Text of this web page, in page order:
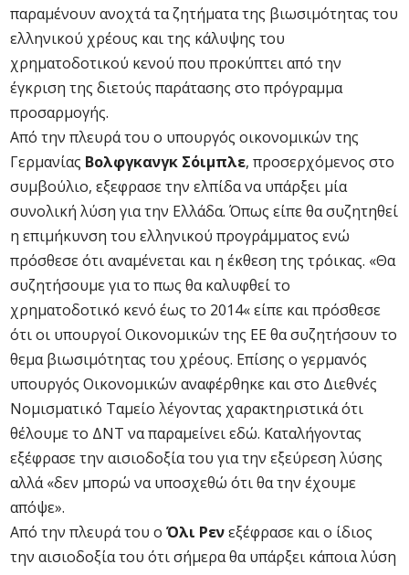
παραμένουν ανοχτά τα ζητήματα της βιωσιμότητας του
ελληνικού χρέους και της κάλυψης του
χρηματοδοτικού κενού που προκύπτει από την
έγκριση της διετούς παράτασης στο πρόγραμμα
προσαρμογής.
Από την πλευρά του ο υπουργός οικονομικών της
Γερμανίας Βολφγκανγκ Σόιμπλε, προσερχόμενος στο
συμβούλιο, εξεφρασε την ελπίδα να υπάρξει μία
συνολική λύση για την Ελλάδα. Όπως είπε θα συζητηθεί
η επιμήκυνση του ελληνικού προγράμματος ενώ
πρόσθεσε ότι αναμένεται και η έκθεση της τρόικας. «Θα
συζητήσουμε για το πως θα καλυφθεί το
χρηματοδοτικό κενό έως το 2014« είπε και πρόσθεσε
ότι οι υπουργοί Οικονομικών της ΕΕ θα συζητήσουν το
θεμα βιωσιμότητας του χρέους. Επίσης ο γερμανός
υπουργός Οικονομικών αναφέρθηκε και στο Διεθνές
Νομισματικό Ταμείο λέγοντας χαρακτηριστικά ότι
θέλουμε το ΔΝΤ να παραμείνει εδώ. Καταλήγοντας
εξέφρασε την αισιοδοξία του για την εξεύρεση λύσης
αλλά «δεν μπορώ να υποσχεθώ ότι θα την έχουμε
απόψε».
Από την πλευρά του ο Όλι Ρενεξέφρασε και ο ίδιος
την αισιοδοξία του ότι σήμερα θα υπάρξει κάποια λύση